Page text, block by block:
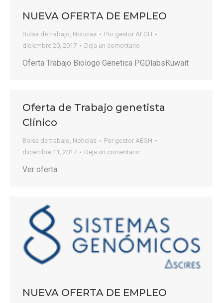
NUEVA OFERTA DE EMPLEO
Bolsa de trabajo, Noticias Por gestor AEGH
diciembre 20, 2017
Deja un comentario
Oferta Trabajo Biologo Genetica PGDlabsKuwait
Oferta de Trabajo genetista
Clínico
Bolsa de trabajo, Noticias Por gestor AEGH
diciembre 11, 2017
Deja un comentario
Ver oferta
NUEVA OFERTA DE EMPLEO